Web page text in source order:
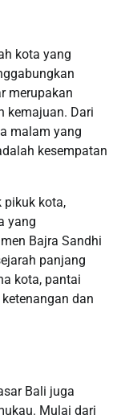
kota yang
merupakan
kemajuan. Dari
malam yang
kesempatan
pikuk kota,
yang
Bajra Sandhi
panjang
kota, pantai
dan
Bali juga
Mulai dari